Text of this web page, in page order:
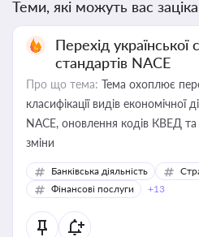
Теми, які можуть вас
Перехід
стандартів NACE
Про що тема: Тема охоплює
класифікації видів економічної
NACE, оновлення кодів КВЕД та
зміни
Банківська діяльність
Фінансові послуги
+13